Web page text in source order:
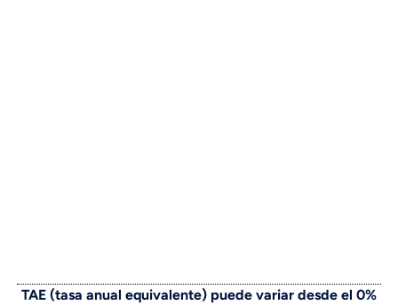
TAE (tasa anual equivalente) puede variar desde el 0%